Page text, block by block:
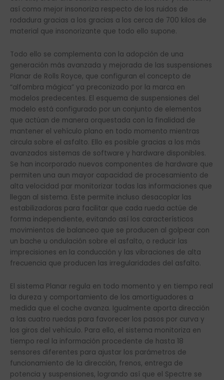
así como mejor insonoriza respecto de los ruidos de
rodadura gracias a los gracias a los cerca de 700 kilos de
material que insonorizante que todo ello supone.
Todo ello se complementa con la adopción de una
generación más avanzada y mejorada de las suspensiones
Planar de Rolls Royce, que configuran el concepto de
“alfombra mágica” ya preconizado por la marca en
modelos predecentes. El esquema de suspensiones del
modelo está configurado por un conjunto de elementos
que actúan de manera orquestada con la finalidad de
mantener el vehículo plano en todo momento mientras
circula sobre el asfalto. Ello es posible gracias a los más
avanzados sistemas de software y hardware disponibles.
Se han incorporado nuevos componentes de hardware que
permiten una aun mayor capacidad de procesamiento de
alta velocidad par monitorizar todas las informaciones que
llegan al sistema. Este permite incluso desacoplar las
estabilizadoras para facilitar que cada rueda actúe de
forma independiente, evitando así los característicos
movimientos de balanceo que se producen al golpear con
un bache u ondulación sobre el asfalto, o reducir las
imprecisiones en la conducción y las vibraciones de alta
frecuencia que producen las irregularidades del asfalto.
El sistema Planar regula en todo momento y en tiempo real
la dureza y comportamiento de los amortiguadores a
medida que el coche avanza. Igualmente aporta dirección
a las cuatro ruedas para favorecer los pasos por curva y
los giros del vehículo. Para ello, el sistema monitoriza en
tiempo real la información procedente de hasta 18
sensores diferentes para ajustar los parámetros de
funcionamiento de la dirección, frenos, entrega de
potencia y suspensiones, logrando así que el Spectre se